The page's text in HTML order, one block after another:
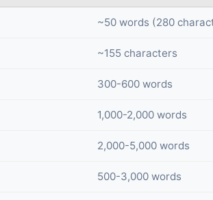
~50 words (280
~155 characters
300-600 words
1,000-2,000 words
2,000-5,000 words
500-3,000 words